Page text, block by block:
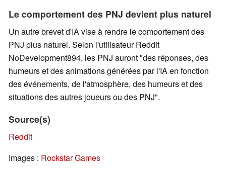
Le comportement des PNJ devient plus naturel
Un autre brevet d'IA vise à rendre le comportement des
PNJ plus naturel. Selon l'utilisateur Reddit
NoDevelopment894, les PNJ auront "des réponses, des
humeurs et des animations générées par l'IA en fonction
des événements, de l'atmosphère, des humeurs et des
situations des autres joueurs ou des PNJ".
Source(s)
Reddit
Images : Rockstar Games